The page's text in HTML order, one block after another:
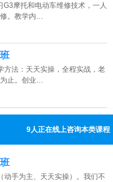
G3摩托和电动车维修技术，一人
。教学内…
方法：天天实操，全程实战，老
止。创业…
4人正在线上咨询本类课程
动手为主、天天实操）。我们不